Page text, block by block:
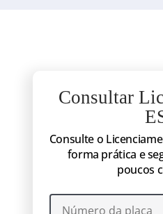
Consultar
Consulte o
forma prática e
poucos